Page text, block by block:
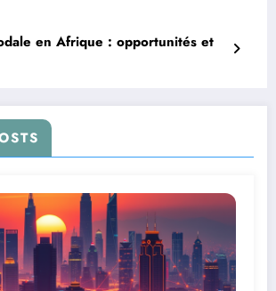
en Afrique : opportunités et